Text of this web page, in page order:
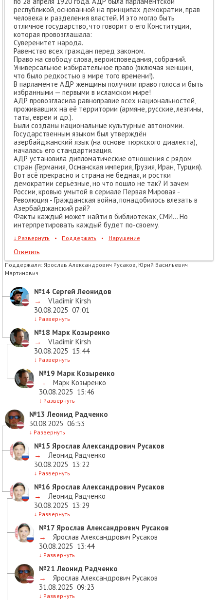
республикой, основанной на принципах демократии, прав
человека и разделения властей. И это могло быть
отличное государство, что говорит о его Конституции,
которая провозглашала:
Суверенитет народа.
Равенство всех граждан перед законом.
Право на свободу слова, вероисповедания, собраний.
Универсальное избирательное право (включая женщин,
что было редкостью в мире того времени!).
В парламенте АДР женщины получили право голоса и быть
избранными — первыми в исламском мире!
АДР провозгласила равноправие всех национальностей,
проживавших на её территории (армяне, русские, лезгины,
таты, евреи и др.).
Были созданы национальные культурные автономии.
Государственным языком был утверждён
азербайджанский язык (на основе тюркского диалекта),
началась его стандартизация.
АДР установила дипломатические отношения с рядом
стран (Германия, Османская империя, Грузия, Иран, Турция).
Вот всё прекрасно и страна не бедная, и ростки
демократии серьёзные, но что пошло не так? И зачем
России, кровью умытой в сериале Первая Мировая -
Революция - Гражданская война, понадобилось влезать в
Азербайджанский рай?
Факты каждый может найти в библиотеках, СМИ... Но
интерпретировать каждый будет по-своему.
↓ Развернуть • Поддержать • Нарушение
Ответить
Поддержали: Ярослав Александрович Русаков, Юрий Васильевич
Мартинович
№14 Сергей Леонидов
→
Vladimir Kirsh
30.08.2025 07:01
↓ Развернуть
№18 Марк Козыренко
→
Vladimir Kirsh
30.08.2025 15:44
↓ Развернуть
№19 Марк Козыренко
→
Марк Козыренко
30.08.2025 15:46
↓ Развернуть
№13 Леонид Радченко
30.08.2025 06:53
↓ Развернуть
№15 Ярослав Александрович Русаков
→
Леонид Радченко
30.08.2025 13:22
↓ Развернуть
№16 Ярослав Александрович Русаков
→
Леонид Радченко
30.08.2025 13:29
↓ Развернуть
№17 Ярослав Александрович Русаков
→
Ярослав Александрович Русаков
30.08.2025 13:44
↓ Развернуть
№21 Леонид Радченко
→
Ярослав Александрович Русаков
31.08.2025 09:23
↓ Развернуть